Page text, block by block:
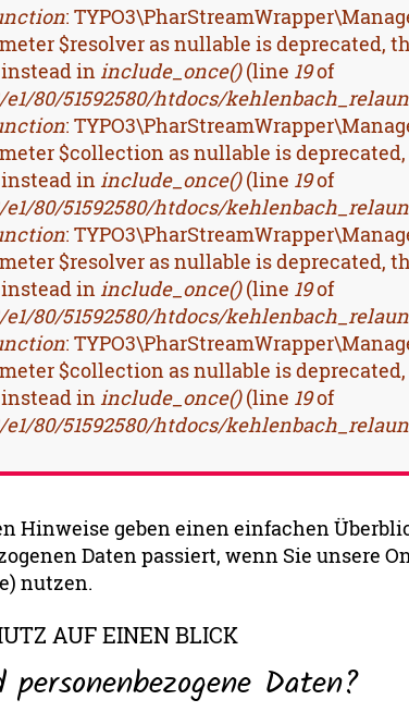
:
$resolver as nullable is deprecated,
in include_once()(line 19of
80/51592580/htdocs/
:
$collection as nullable is
in include_once()(line 19of
80/51592580/htdocs/
:
$resolver as nullable is deprecated,
in include_once()(line 19of
80/51592580/htdocs/
:
$collection as nullable is
in include_once()(line 19of
80/51592580/htdocs/
Hinweise geben einen einfachen
Daten passiert, wenn Sie unsere
nutzen.
AUF EINEN BLICK
personenbezogene Daten?